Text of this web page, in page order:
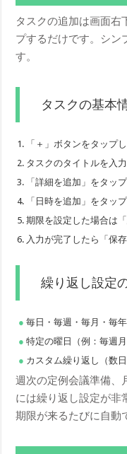
タスクの追加は画面右
プするだけです。シン
す。
タスクの基本
「＋」ボタンをタップ
タスクのタイトルを入
「詳細を追加」をタッ
「日時を追加」をタッ
期限を設定した場合は
入力が完了したら「保
繰り返し設定
毎日・毎週・毎月・毎年
特定の曜日（例：毎週月
カスタム繰り返し（数日
週次の定例会議準備、
には繰り返し設定が非
期限が来るたびに自動